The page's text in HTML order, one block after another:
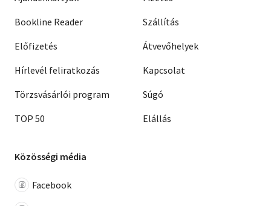
Bookline Reader
Előfizetés
Hírlevél feliratkozás
Törzsvásárlói program
TOP 50
Szállítás
Átvevőhelyek
Kapcsolat
Súgó
Elállás
Közösségi média
Facebook